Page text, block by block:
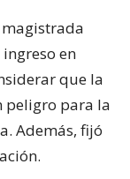
en
que la
peligro para la
Además, fijó